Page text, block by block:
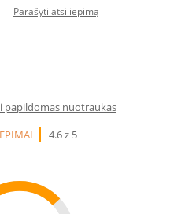
Parašyti atsiliepimą
papildomas nuotraukas
4.6 z 5